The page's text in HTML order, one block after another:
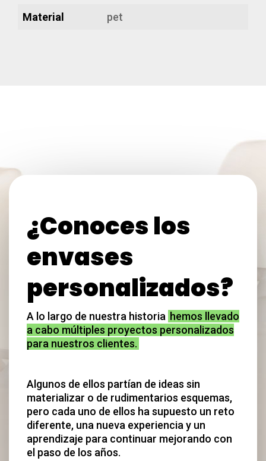
Material
pet
¿Conoces los
envases
personalizados?
A lo largo de nuestra historia hemos llevado
a cabo múltiples proyectos personalizados
para nuestros clientes.
Algunos de ellos partían de ideas sin
materializar o de rudimentarios esquemas,
pero cada uno de ellos ha supuesto un reto
diferente, una nueva experiencia y un
aprendizaje para continuar mejorando con
el paso de los años.